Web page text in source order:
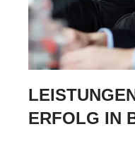
ERFOLG IN